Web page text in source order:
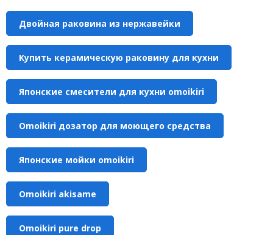
Двойная раковина из нержавейки
Купить керамическую раковину для кухни
Японские смесители для кухни omoikiri
Omoikiri дозатор для моющего средства
Японские мойки omoikiri
Omoikiri akisame
Omoikiri pure drop